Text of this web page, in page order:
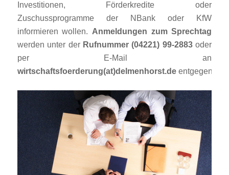
Investitionen, Förderkredite oder
Zuschussprogramme der NBank oder KfW
informieren wollen. Anmeldungen zum Sprechtag
werden unter der Rufnummer (04221) 99-2883oder
per E-Mail an
wirtschaftsfoerderung(at)delmenhorst.de